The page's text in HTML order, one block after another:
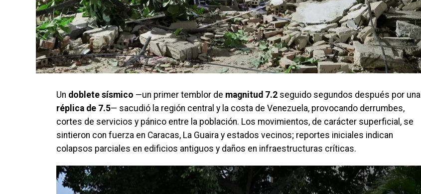
Un doblete sísmico —un primer temblor de magnitud 7.2 seguido segundos después por una
réplica de 7.5— sacudió la región central y la costa de Venezuela, provocando derrumbes,
cortes de servicios y pánico entre la población. Los movimientos, de carácter superficial, se
sintieron con fuerza en Caracas, La Guaira y estados vecinos; reportes iniciales indican
colapsos parciales en edificios antiguos y daños en infraestructuras críticas.